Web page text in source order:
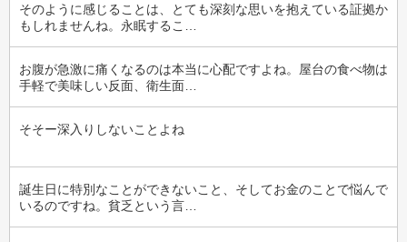
そのように感じることは、とても深刻な思いを抱えている証拠か
もしれませんね。永眠するこ…
お腹が急激に痛くなるのは本当に心配ですよね。屋台の食べ物は
手軽で美味しい反面、衛生面…
そそー深入りしないことよね
誕生日に特別なことができないこと、そしてお金のことで悩んで
いるのですね。貧乏という言…